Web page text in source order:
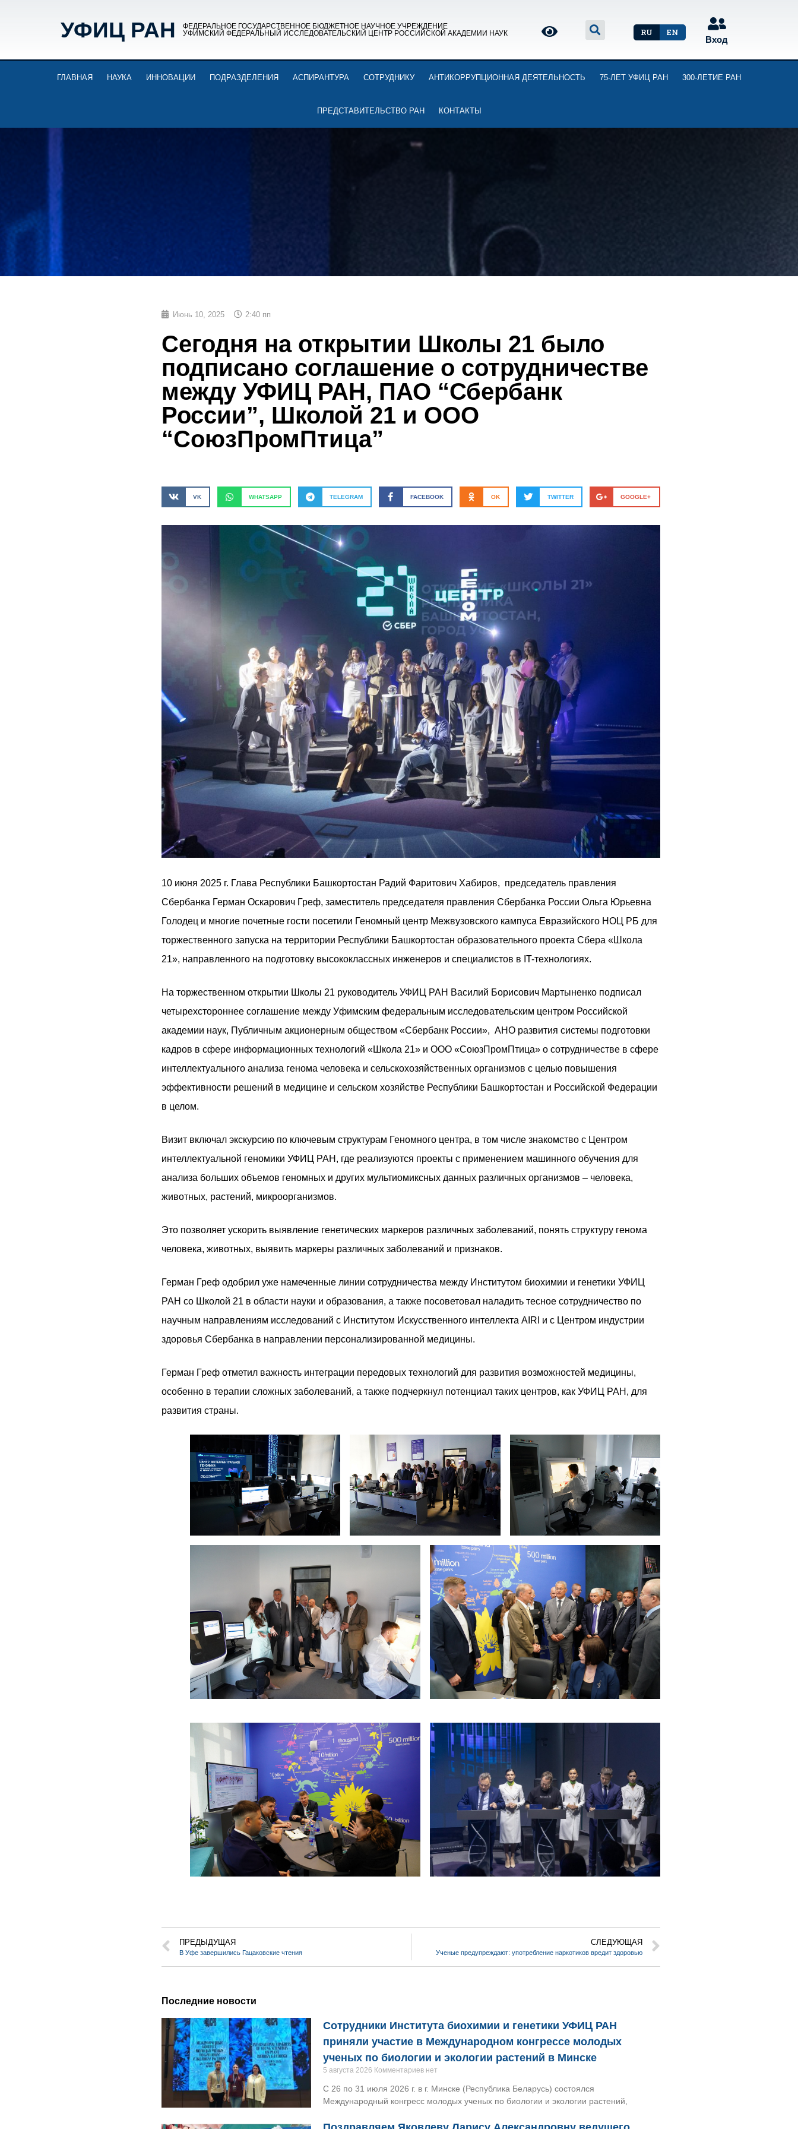
УФИЦ РАН
ФЕДЕРАЛЬНОЕ ГОСУДАРСТВЕННОЕ БЮДЖЕТНОЕ НАУЧНОЕ УЧРЕЖДЕНИЕ
УФИМСКИЙ ФЕДЕРАЛЬНЫЙ ИССЛЕДОВАТЕЛЬСКИЙ ЦЕНТР РОССИЙСКОЙ АКАДЕМИИ НАУК
RU EN
Вход
ГЛАВНАЯ НАУКА ИННОВАЦИИ ПОДРАЗДЕЛЕНИЯ АСПИРАНТУРА СОТРУДНИКУ АНТИКОРРУПЦИОННАЯ ДЕЯТЕЛЬНОСТЬ 75-ЛЕТ УФИЦ РАН 300-ЛЕТИЕ РАН
ПРЕДСТАВИТЕЛЬСТВО РАН КОНТАКТЫ
Июнь 10, 2025 2:40 пп
Сегодня на открытии Школы 21 было
подписано соглашение о сотрудничестве
между УФИЦ РАН, ПАО “Сбербанк
России”, Школой 21 и ООО
“СоюзПромПтица”
VK WHATSAPP TELEGRAM FACEBOOK OK TWITTER GOOGLE+
10 июня 2025 г. Глава Республики Башкортостан Радий Фаритович Хабиров, председатель правления
Сбербанка Герман Оскарович Греф, заместитель председателя правления Сбербанка России Ольга Юрьевна
Голодец и многие почетные гости посетили Геномный центр Межвузовского кампуса Евразийского НОЦ РБ для
торжественного запуска на территории Республики Башкортостан образовательного проекта Сбера «Школа
21», направленного на подготовку высококлассных инженеров и специалистов в IT-технологиях.
На торжественном открытии Школы 21 руководитель УФИЦ РАН Василий Борисович Мартыненко подписал
четырехстороннее соглашение между Уфимским федеральным исследовательским центром Российской
академии наук, Публичным акционерным обществом «Сбербанк России», АНО развития системы подготовки
кадров в сфере информационных технологий «Школа 21» и ООО «СоюзПромПтица» о сотрудничестве в сфере
интеллектуального анализа генома человека и сельскохозяйственных организмов с целью повышения
эффективности решений в медицине и сельском хозяйстве Республики Башкортостан и Российской Федерации
в целом.
Визит включал экскурсию по ключевым структурам Геномного центра, в том числе знакомство с Центром
интеллектуальной геномики УФИЦ РАН, где реализуются проекты с применением машинного обучения для
анализа больших объемов геномных и других мультиомиксных данных различных организмов – человека,
животных, растений, микроорганизмов.
Это позволяет ускорить выявление генетических маркеров различных заболеваний, понять структуру генома
человека, животных, выявить маркеры различных заболеваний и признаков.
Герман Греф одобрил уже намеченные линии сотрудничества между Институтом биохимии и генетики УФИЦ
РАН со Школой 21 в области науки и образования, а также посоветовал наладить тесное сотрудничество по
научным направлениям исследований с Институтом Искусственного интеллекта AIRI и с Центром индустрии
здоровья Сбербанка в направлении персонализированной медицины.
Герман Греф отметил важность интеграции передовых технологий для развития возможностей медицины,
особенно в терапии сложных заболеваний, а также подчеркнул потенциал таких центров, как УФИЦ РАН, для
развития страны.
ПРЕДЫДУЩАЯ
В Уфе завершились Гацаковские чтения
СЛЕДУЮЩАЯ
Ученые предупреждают: употребление наркотиков вредит здоровью
Последние новости
Сотрудники Института биохимии и генетики УФИЦ РАН
приняли участие в Международном конгрессе молодых
ученых по биологии и экологии растений в Минске
5 августа 2026 Комментариев нет
С 26 по 31 июля 2026 г. в г. Минске (Республика Беларусь) состоялся
Международный конгресс молодых ученых по биологии и экологии растений,